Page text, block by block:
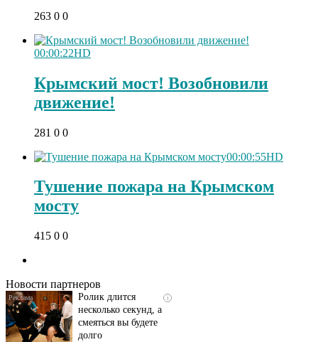
263 0 0
00:00:22HD
Крымский мост! Возобновили
движение!
281 0 0
00:00:55HD
Тушение пожара на Крымском
мосту
415 0 0
Новости партнеров
i
Ролик длится
несколько секунд, а
смеяться вы будете
долго